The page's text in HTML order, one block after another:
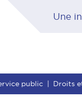
Menu
public Droits